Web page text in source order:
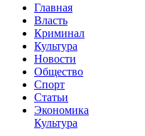
Главная
Власть
Криминал
Культура
Новости
Общество
Спорт
Статьи
Экономика
Культура